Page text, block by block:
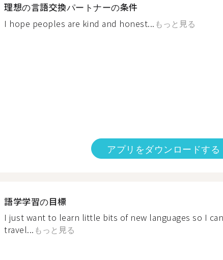
理想の言語交換パートナーの条件
I hope peoples are kind and honest... もっと見る
アプリをダウンロードする
語学学習の目標
I just want to learn little bits of new languages so I can
travel... もっと見る